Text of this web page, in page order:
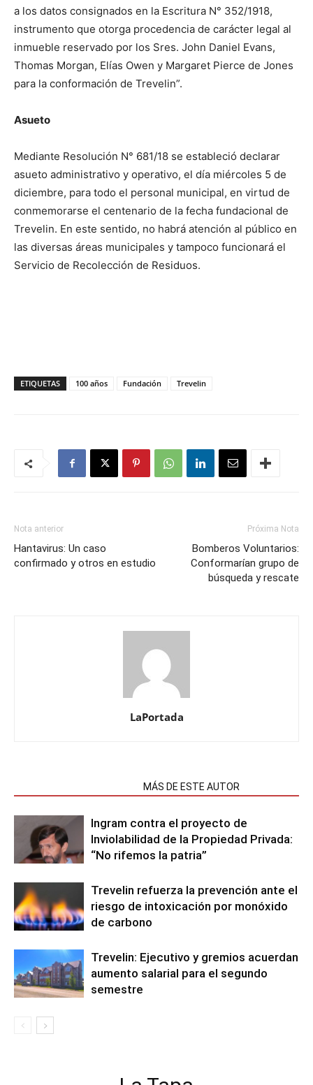
a los datos consignados en la Escritura N° 352/1918,
instrumento que otorga procedencia de carácter legal al
inmueble reservado por los Sres. John Daniel Evans,
Thomas Morgan, Elías Owen y Margaret Pierce de Jones
para la conformación de Trevelin”.
Asueto
Mediante Resolución N° 681/18 se estableció declarar
asueto administrativo y operativo, el día miércoles 5 de
diciembre, para todo el personal municipal, en virtud de
conmemorarse el centenario de la fecha fundacional de
Trevelin. En este sentido, no habrá atención al público en
las diversas áreas municipales y tampoco funcionará el
Servicio de Recolección de Residuos.
ETIQUETAS 100 años Fundación Trevelin
Nota anterior
Hantavirus: Un caso
confirmado y otros en estudio
Próxima Nota
Bomberos Voluntarios:
Conformarían grupo de
búsqueda y rescate
LaPortada
MÁS DE ESTE AUTOR
Ingram contra el proyecto de
Inviolabilidad de la Propiedad Privada:
“No rifemos la patria”
Trevelin refuerza la prevención ante el
riesgo de intoxicación por monóxido
de carbono
Trevelin: Ejecutivo y gremios acuerdan
aumento salarial para el segundo
semestre